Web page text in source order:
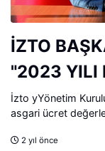
İZTO
"2023 YILI
2024
İzto yYönetim
asgari ücret
2 yıl önce